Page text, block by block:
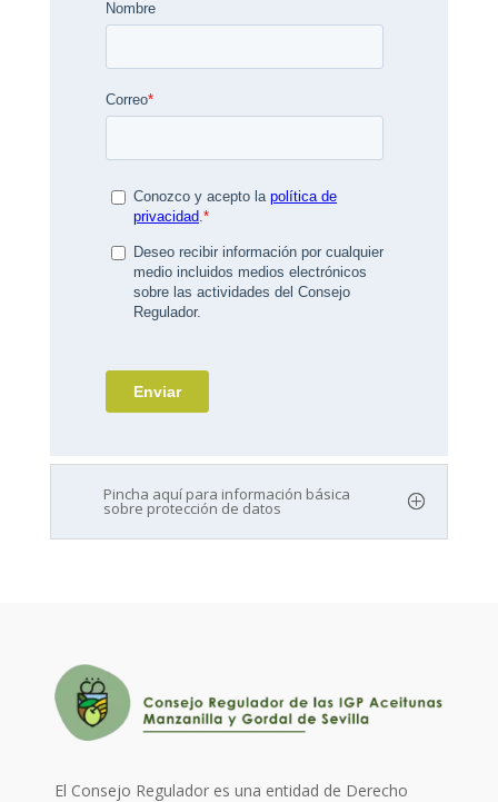
Pincha aquí para información básica
sobre protección de datos
El Consejo Regulador es una entidad de Derecho